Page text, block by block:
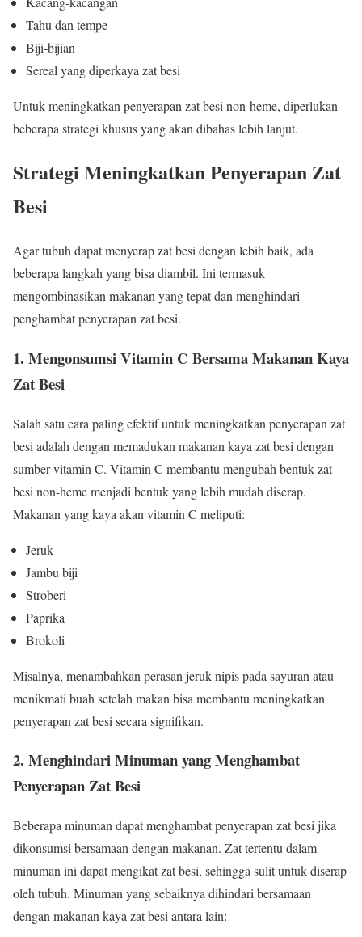
Tahu dan tempe
Biji-bijian
Sereal yang diperkaya zat besi
Untuk meningkatkan penyerapan zat besi non-heme, diperlukan
beberapa strategi khusus yang akan dibahas lebih lanjut.
Strategi Meningkatkan Penyerapan Zat
Besi
Agar tubuh dapat menyerap zat besi dengan lebih baik, ada
beberapa langkah yang bisa diambil. Ini termasuk
mengombinasikan makanan yang tepat dan menghindari
penghambat penyerapan zat besi.
1. Mengonsumsi Vitamin C Bersama Makanan Kaya
Zat Besi
Salah satu cara paling efektif untuk meningkatkan penyerapan zat
besi adalah dengan memadukan makanan kaya zat besi dengan
sumber vitamin C. Vitamin C membantu mengubah bentuk zat
besi non-heme menjadi bentuk yang lebih mudah diserap.
Makanan yang kaya akan vitamin C meliputi:
Jeruk
Jambu biji
Stroberi
Paprika
Brokoli
Misalnya, menambahkan perasan jeruk nipis pada sayuran atau
menikmati buah setelah makan bisa membantu meningkatkan
penyerapan zat besi secara signifikan.
2. Menghindari Minuman yang Menghambat
Penyerapan Zat Besi
Beberapa minuman dapat menghambat penyerapan zat besi jika
dikonsumsi bersamaan dengan makanan. Zat tertentu dalam
minuman ini dapat mengikat zat besi, sehingga sulit untuk diserap
oleh tubuh. Minuman yang sebaiknya dihindari bersamaan
dengan makanan kaya zat besi antara lain: